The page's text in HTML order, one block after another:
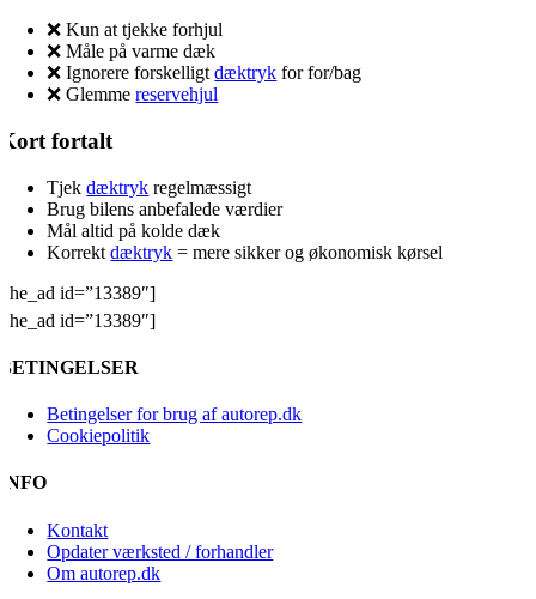
❌ Kun at tjekke forhjul
❌ Måle på varme dæk
❌ Ignorere forskelligtdæktryk for for/bag
❌ Glemmereservehjul
Kort fortalt
Tjekdæktryk regelmæssigt
Brug bilens anbefalede værdier
Mål altid på kolde dæk
Korrektdæktryk = mere sikker og økonomisk kørsel
[the_ad id=”13389″]
[the_ad id=”13389″]
BETINGELSER
Betingelser for brug af autorep.dk
Cookiepolitik
INFO
Kontakt
Opdater værksted / forhandler
Om autorep.dk